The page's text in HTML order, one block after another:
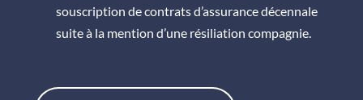
souscription de contrats d’assurance décennale
suite à la mention d’une résiliation compagnie.